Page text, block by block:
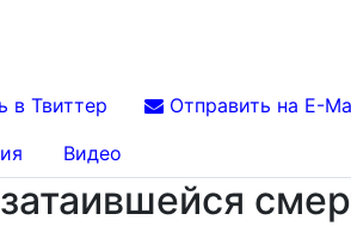
в Твиттер
Отправить на E-
Видео